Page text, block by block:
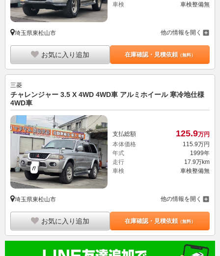
車検
車検整備無
埼玉県東松山市 他の情報を開く
お気に入り追加 在庫確認・見積依頼（無料）
三菱
チャレンジャー 3.5 X 4WD 4WD車 アルミホイール 寒冷地仕様
4WD車
支払総額 125.9万円
本体価格
115. 9万円
年式
1999年
走行
17.9万km
車検
車検整備無
埼玉県東松山市 他の情報を開く
お気に入り追加 在庫確認・見積依頼（無料）